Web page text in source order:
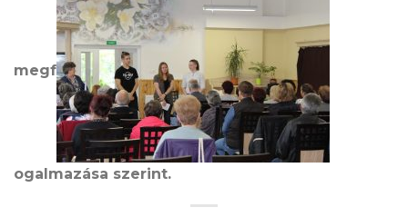
megf
ogalmazása szerint.